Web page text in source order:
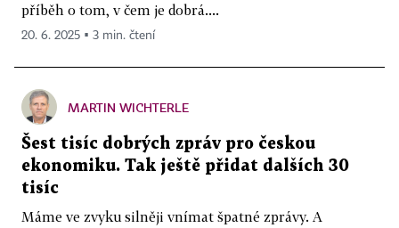
příběh o tom, v čem je dobrá....
20. 6. 2025 ▪ 3 min. čtení
MARTIN WICHTERLE
Šest tisíc dobrých zpráv pro českou
ekonomiku. Tak ještě přidat dalších 30
tisíc
Máme ve zvyku silněji vnímat špatné zprávy. A